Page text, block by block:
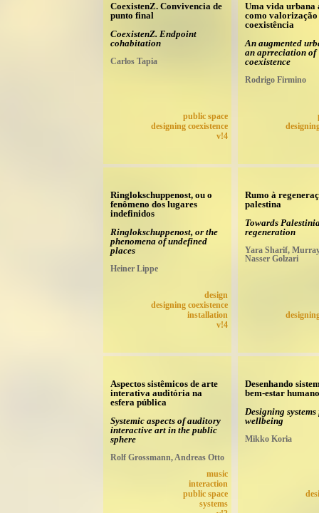
CoexistenZ. Convivencia de
punto final
CoexistenZ. Endpoint
cohabitation
Carlos Tapia
public space
designing coexistence
v!4
Uma vida urbana
como valorização
coexistência
An augmented
an aprreciation of
coexistence
Rodrigo Firmino
Ringlokschuppenost, ou o
fenômeno dos lugares
indefinidos
Ringlokschuppenost, or the
phenomena of undefined
places
Heiner Lippe
design
designing coexistence
installation
v!4
Rumo à
palestina
Towards
regeneration
Yara Sharif,
Nasser Golzari
Aspectos sistêmicos de arte
interativa auditória na
esfera pública
Systemic aspects of auditory
interactive art in the public
sphere
Rolf Grossmann, Andreas Otto
music
interaction
public space
systems
Desenhando
bem-estar humano
Designing
wellbeing
Mikko Koria